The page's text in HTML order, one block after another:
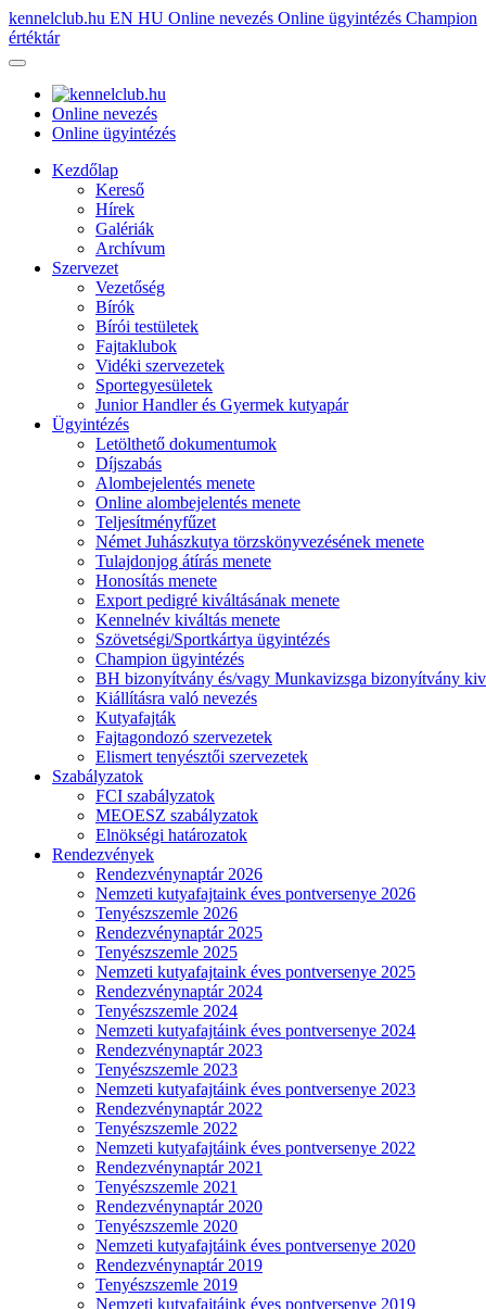
kennelclub.hu EN HU Online nevezés Online ügyintézés Champion
értéktár
Online nevezés
Online ügyintézés
Kezdőlap
Kereső
Hírek
Galériák
Archívum
Szervezet
Vezetőség
Bírók
Bírói testületek
Fajtaklubok
Vidéki szervezetek
Sportegyesületek
Junior Handler és Gyermek kutyapár
Ügyintézés
Letölthető dokumentumok
Díjszabás
Alombejelentés menete
Online alombejelentés menete
Teljesítményfűzet
Német Juhászkutya törzskönyvezésének menete
Tulajdonjog átírás menete
Honosítás menete
Export pedigré kiváltásának menete
Kennelnév kiváltás menete
Szövetségi/Sportkártya ügyintézés
Champion ügyintézés
BH bizonyítvány és/vagy Munkavizsga bizonyítvány
Kiállításra való nevezés
Kutyafajták
Fajtagondozó szervezetek
Elismert tenyésztői szervezetek
Szabályzatok
FCI szabályzatok
MEOESZ szabályzatok
Elnökségi határozatok
Rendezvények
Rendezvénynaptár 2026
Nemzeti kutyafajtaink éves pontversenye 2026
Tenyészszemle 2026
Rendezvénynaptár 2025
Tenyészszemle 2025
Nemzeti kutyafajtaink éves pontversenye 2025
Rendezvénynaptár 2024
Tenyészszemle 2024
Nemzeti kutyafajtáink éves pontversenye 2024
Rendezvénynaptár 2023
Tenyészszemle 2023
Nemzeti kutyafajtáink éves pontversenye 2023
Rendezvénynaptár 2022
Tenyészszemle 2022
Nemzeti kutyafajtáink éves pontversenye 2022
Rendezvénynaptár 2021
Tenyészszemle 2021
Rendezvénynaptár 2020
Tenyészszemle 2020
Nemzeti kutyafajtáink éves pontversenye 2020
Rendezvénynaptár 2019
Tenyészszemle 2019
Nemzeti kutyafajtáink éves pontversenye 2019